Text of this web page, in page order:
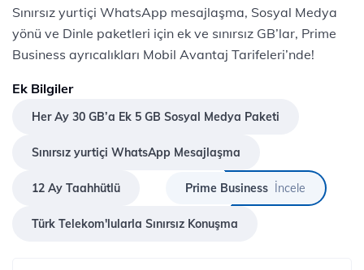
Sınırsız yurtiçi WhatsApp mesajlaşma, Sosyal Medya
yönü ve Dinle paketleri için ek ve sınırsız GB’lar, Prime
Business ayrıcalıkları Mobil Avantaj Tarifeleri’nde!
Ek Bilgiler
Her Ay 30 GB’a Ek 5 GB Sosyal Medya Paketi
Sınırsız yurtiçi WhatsApp Mesajlaşma
12 Ay Taahhütlü Prime Business İncele
Türk Telekom'lularla Sınırsız Konuşma